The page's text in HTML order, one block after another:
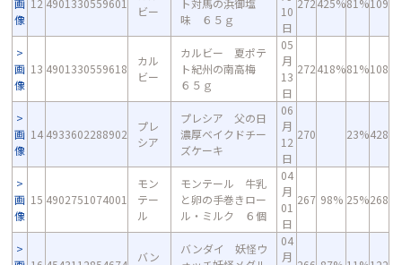
画
像
12 4901330559601
ビー
ト対馬の浜御塩
味 ６５ｇ
10
日
272425%81%109
画
像
13 4901330559618
カル
ビー
カルビー 夏ポテ
ト紀州の南高梅
６５ｇ
05
月
13
日
272418%81%108
画
像
14 4933602288902
プレ
シア
プレシア 父の日
濃厚ベイクドチー
ズケーキ
06
月
12
日
270 23%428
画
像
15 4902751074001
モン
テー
ル
モンテール 牛乳
と卵の手巻きロー
ル・ミルク ６個
04
月
01
日
267 98% 25%268
バン
バンダイ 妖怪ウ
04
月